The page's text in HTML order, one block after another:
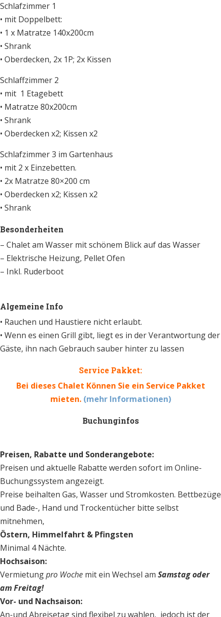
Schlafzimmer 1
• mit Doppelbett:
• 1 x Matratze 140x200cm
• Shrank
• Oberdecken, 2x 1P; 2x Kissen
Schlaffzimmer 2
• mit 1 Etagebett
• Matratze 80x200cm
• Shrank
• Oberdecken x2; Kissen x2
Schlafzimmer 3 im Gartenhaus
• mit 2 x Einzebetten.
• 2x Matratze 80×200 cm
• Oberdecken x2; Kissen x2
• Shrank
Besonderheiten
– Chalet am Wasser mit schönem Blick auf das Wasser
– Elektrische Heizung, Pellet Ofen
– Inkl. Ruderboot
Algemeine Info
• Rauchen und Haustiere nicht erlaubt.
• Wenn es einen Grill gibt, liegt es in der Verantwortung der
Gäste, ihn nach Gebrauch sauber hinter zu lassen
Service Pakket:
Bei dieses Chalet Können Sie ein Service Pakket
mieten. (mehr Informationen)
Buchunginfos
Preisen, Rabatte und Sonderangebote:
Preisen und aktuelle Rabatte werden sofort im Online-
Buchungssystem angezeigt.
Preise beihalten Gas, Wasser und Stromkosten. Bettbezüge
und Bade-, Hand und Trockentücher bitte selbst
mitnehmen,
Östern, Himmelfahrt & Pfingsten
Minimal 4 Nächte.
Hochsaison:
Vermietungpro Woche mit ein Wechsel am Samstag oder
amFreitag!
Vor- und Nachsaison:
An-und Abreisetag sind flexibel zu wahlen, jedoch ist der